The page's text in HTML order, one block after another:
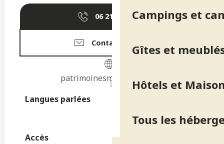
Campings et
Gîtes et
Hôtels et
Tous les
06 21 66 26▒▒
Contactez-nous
patrimoinesmu.wixsite.com
Langues parlées
Langues parlées
Accès
Accès